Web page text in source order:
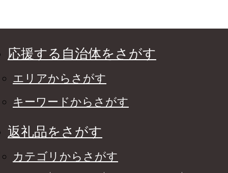
応援する自治体をさがす
エリアからさがす
キーワードからさがす
返礼品をさがす
カテゴリからさがす